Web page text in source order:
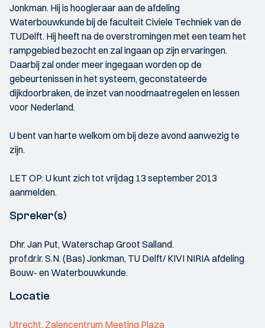
Jonkman. Hij is hoogleraar aan de afdeling
Waterbouwkunde bij de faculteit Civiele Techniek van de
TUDelft. Hij heeft na de overstromingen met een team het
rampgebied bezocht en zal ingaan op zijn ervaringen.
Daarbij zal onder meer ingegaan worden op de
gebeurtenissen in het systeem, geconstateerde
dijkdoorbraken, de inzet van noodmaatregelen en lessen
voor Nederland.
U bent van harte welkom om bij deze avond aanwezig te
zijn.
LET OP: U kunt zich tot vrijdag 13 september 2013
aanmelden.
Spreker(s)
Dhr. Jan Put, Waterschap Groot Salland.
prof.dr.ir. S.N. (Bas) Jonkman, TU Delft/ KIVI NIRIA afdeling
Bouw- en Waterbouwkunde.
Locatie
Utrecht, Zalencentrum Meeting Plaza